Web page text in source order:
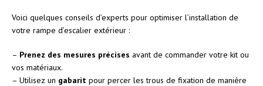
Voici quelques conseils d’experts pour optimiser l’installation de
votre rampe d’escalier extérieur :
– Prenez des mesures précises avant de commander votre kit ou
vos matériaux.
– Utilisez un gabarit pour percer les trous de fixation de manière